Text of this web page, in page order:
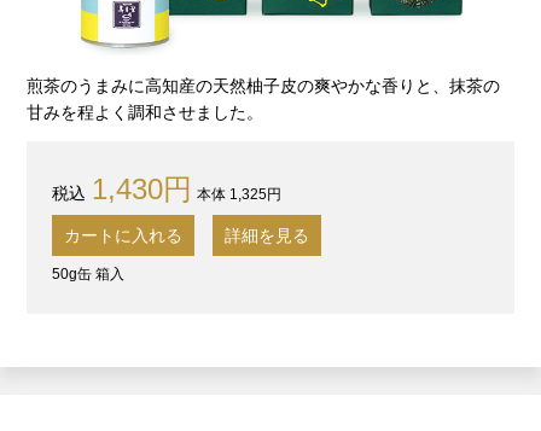
煎茶のうまみに高知産の天然柚子皮の爽やかな香りと、抹茶の
甘みを程よく調和させました。
1,430円 本体 1,325円
カートに入れる 詳細を見る
50g缶 箱入